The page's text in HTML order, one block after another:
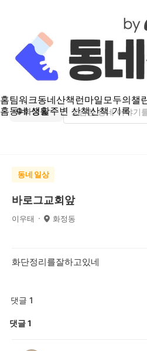
홈팀워크동네산책런마일모두의챌
홈동네 생활주변 산책산책 기록
화정동
동네 일상
바로그교회앞
이우태 화정동
화단정리를잘하고있네
댓글 1
댓글1